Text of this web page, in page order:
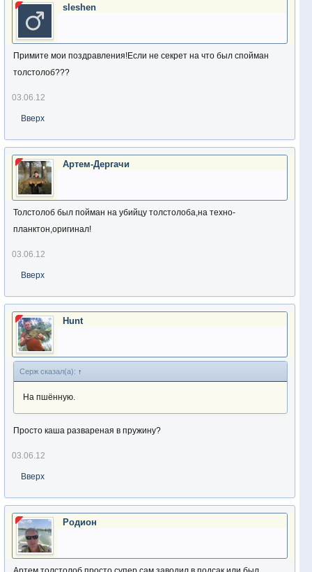
sleshen
Примите мои поздравления!Если не секрет на что был спойман
толстолоб???
03.06.12
Вверх
Артем-Дергачи
Толстолоб был пойман на убийцу толстолоба,на техно-
планктон,оригинал!
03.06.12
Вверх
Hunt
Серж сказал(а): ↑
На пшённую.
Просто каша развареная в пружину?
03.06.12
Вверх
Родион